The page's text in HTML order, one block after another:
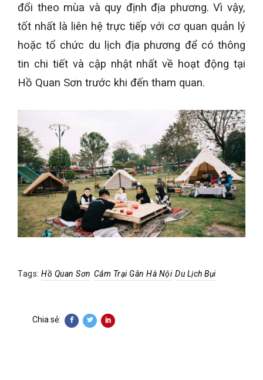
đổi theo mùa và quy định địa phương. Vì vậy,
tốt nhất là liên hệ trực tiếp với cơ quan quản lý
hoặc tổ chức du lịch địa phương để có thông
tin chi tiết và cập nhật nhất về hoạt động tại
Hồ Quan Sơn trước khi đến tham quan.
Tags: Hồ Quan Sơn Cắm Trại Gân Hà Nội Du Lịch Bụi
Chia sẻ: